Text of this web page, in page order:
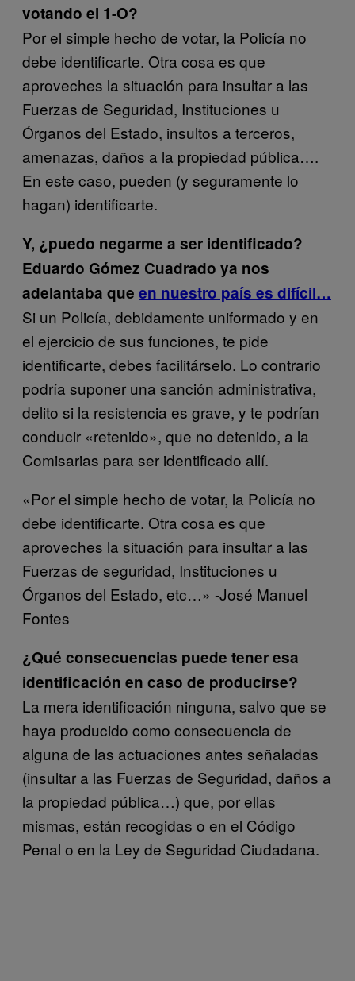
votando el 1-O?
Por el simple hecho de votar, la Policía no
debe identificarte. Otra cosa es que
aproveches la situación para insultar a las
Fuerzas de Seguridad, Instituciones u
Órganos del Estado, insultos a terceros,
amenazas, daños a la propiedad pública….
En este caso, pueden (y seguramente lo
hagan) identificarte.
Y, ¿puedo negarme a ser identificado?
Eduardo Gómez Cuadrado ya nos
adelantaba que en nuestro país es difícil…
Si un Policía, debidamente uniformado y en
el ejercicio de sus funciones, te pide
identificarte, debes facilitárselo. Lo contrario
podría suponer una sanción administrativa,
delito si la resistencia es grave, y te podrían
conducir «retenido», que no detenido, a la
Comisarias para ser identificado allí.
«Por el simple hecho de votar, la Policía no
debe identificarte. Otra cosa es que
aproveches la situación para insultar a las
Fuerzas de seguridad, Instituciones u
Órganos del Estado, etc…» -José Manuel
Fontes
¿Qué consecuencias puede tener esa
identificación en caso de producirse?
La mera identificación ninguna, salvo que se
haya producido como consecuencia de
alguna de las actuaciones antes señaladas
(insultar a las Fuerzas de Seguridad, daños a
la propiedad pública…) que, por ellas
mismas, están recogidas o en el Código
Penal o en la Ley de Seguridad Ciudadana.